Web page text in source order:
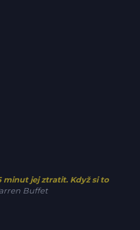
minut jej ztratit. Když si to
Buffet